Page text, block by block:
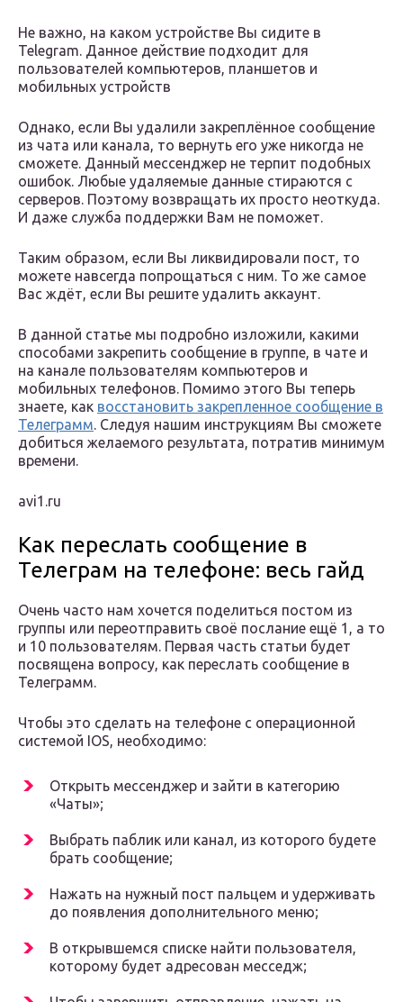
Не важно, на каком устройстве Вы сидите в
Telegram. Данное действие подходит для
пользователей компьютеров, планшетов и
мобильных устройств
Однако, если Вы удалили закреплённое сообщение
из чата или канала, то вернуть его уже никогда не
сможете. Данный мессенджер не терпит подобных
ошибок. Любые удаляемые данные стираются с
серверов. Поэтому возвращать их просто неоткуда.
И даже служба поддержки Вам не поможет.
Таким образом, если Вы ликвидировали пост, то
можете навсегда попрощаться с ним. То же самое
Вас ждёт, если Вы решите удалить аккаунт.
В данной статье мы подробно изложили, какими
способами закрепить сообщение в группе, в чате и
на канале пользователям компьютеров и
мобильных телефонов. Помимо этого Вы теперь
знаете, как восстановить закрепленное сообщение в
Телеграмм. Следуя нашим инструкциям Вы сможете
добиться желаемого результата, потратив минимум
времени.
avi1.ru
Как переслать сообщение в
Телеграм на телефоне: весь гайд
Очень часто нам хочется поделиться постом из
группы или переотправить своё послание ещё 1, а то
и 10 пользователям. Первая часть статьи будет
посвящена вопросу, как переслать сообщение в
Телеграмм.
Чтобы это сделать на телефоне с операционной
системой IOS, необходимо:
Открыть мессенджер и зайти в категорию
«Чаты»;
Выбрать паблик или канал, из которого будете
брать сообщение;
Нажать на нужный пост пальцем и удерживать
до появления дополнительного меню;
В открывшемся списке найти пользователя,
которому будет адресован месседж;